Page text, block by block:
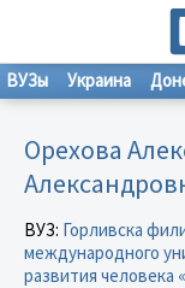
ВУЗы Украина
Орехова
ВУЗ: Горливска
международного
развития человека